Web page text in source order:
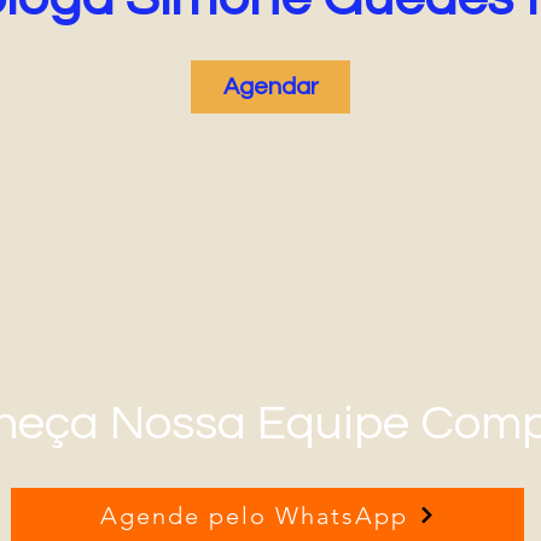
Agendar
Agende pelo WhatsApp
Nossa Equipe